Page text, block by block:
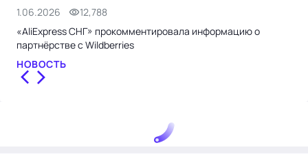
1.06.2026
12,788
«AliExpress СНГ» прокомментировала информацию о
партнёрстве с Wildberries
НОВОСТЬ